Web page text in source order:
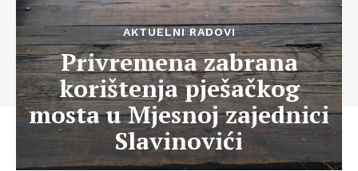
AKTUELNI RADOVI
Privremena zabrana
korištenja pješačkog
mosta u Mjesnoj zajednici
Slavinovići